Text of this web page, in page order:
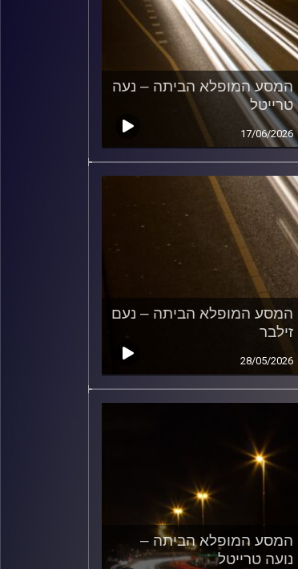
המסע המופלא הביתה – נעה
טרייטל
17/06/2026
המסע המופלא הביתה – נעם
זילבר
28/05/2026
המסע המופלא הביתה –
נועה טרייטל